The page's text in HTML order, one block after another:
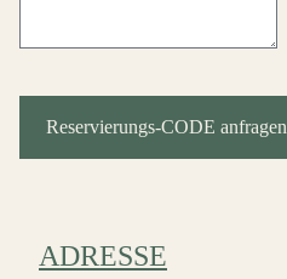
Reservierungs-CODE anfragen
ADRESSE